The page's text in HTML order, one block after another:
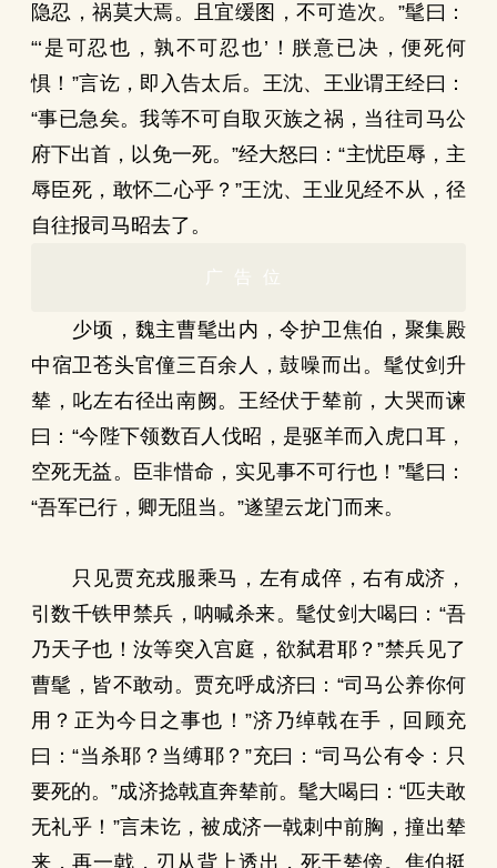
隐忍，祸莫大焉。且宜缓图，不可造次。”髦曰：
“‘是可忍也，孰不可忍也’！朕意已决，便死何
惧！”言讫，即入告太后。王沈、王业谓王经曰：
“事已急矣。我等不可自取灭族之祸，当往司马公
府下出首，以免一死。”经大怒曰：“主忧臣辱，主
辱臣死，敢怀二心乎？”王沈、王业见经不从，径
自往报司马昭去了。
广告位
少顷，魏主曹髦出内，令护卫焦伯，聚集殿
中宿卫苍头官僮三百余人，鼓噪而出。髦仗剑升
辇，叱左右径出南阙。王经伏于辇前，大哭而谏
曰：“今陛下领数百人伐昭，是驱羊而入虎口耳，
空死无益。臣非惜命，实见事不可行也！”髦曰：
“吾军已行，卿无阻当。”遂望云龙门而来。
只见贾充戎服乘马，左有成倅，右有成济，
引数千铁甲禁兵，呐喊杀来。髦仗剑大喝曰：“吾
乃天子也！汝等突入宫庭，欲弑君耶？”禁兵见了
曹髦，皆不敢动。贾充呼成济曰：“司马公养你何
用？正为今日之事也！”济乃绰戟在手，回顾充
曰：“当杀耶？当缚耶？”充曰：“司马公有令：只
要死的。”成济捻戟直奔辇前。髦大喝曰：“匹夫敢
无礼乎！”言未讫，被成济一戟刺中前胸，撞出辇
来，再一戟，刃从背上透出，死于辇傍。焦伯挺